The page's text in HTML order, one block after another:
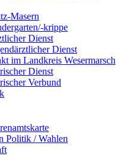
Masern
krippe
Dienst
Dienst
im Landkreis Wesermarsch
Dienst
Verbund
Politik / Wahlen